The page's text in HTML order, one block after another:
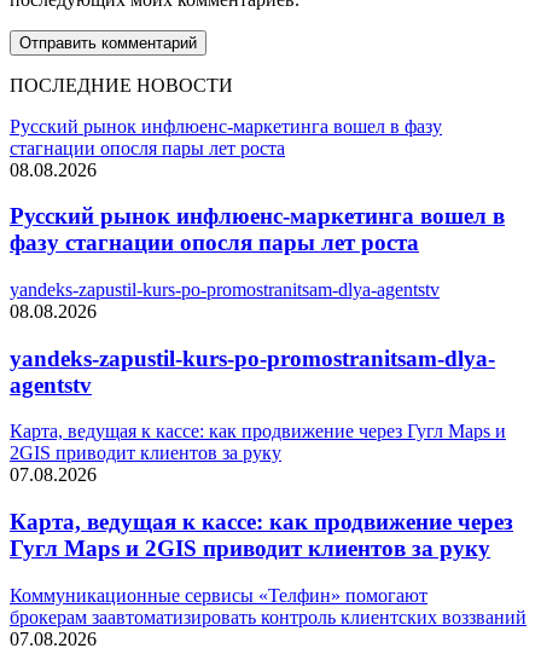
ПОСЛЕДНИЕ НОВОСТИ
Русский рынок инфлюенс-маркетинга вошел в фазу
стагнации опосля пары лет роста
08.08.2026
Русский рынок инфлюенс-маркетинга вошел в
фазу стагнации опосля пары лет роста
yandeks-zapustil-kurs-po-promostranitsam-dlya-agentstv
08.08.2026
yandeks-zapustil-kurs-po-promostranitsam-dlya-
agentstv
Карта, ведущая к кассе: как продвижение через Гугл Maps и
2GIS приводит клиентов за руку
07.08.2026
Карта, ведущая к кассе: как продвижение через
Гугл Maps и 2GIS приводит клиентов за руку
Коммуникационные сервисы «Телфин» помогают
брокерам заавтоматизировать контроль клиентских воззваний
07.08.2026